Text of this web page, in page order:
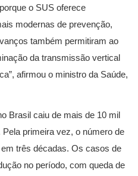
o SUS oferece
modernas de prevenção,
também permitiram ao
da transmissão vertical
afirmou o ministro da Saúde,
Brasil caiu de mais de 10 mil
primeira vez, o número de
três décadas. Os casos de
no período, com queda de